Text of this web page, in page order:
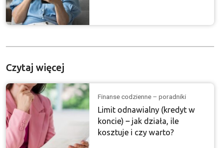
Czytaj więcej
Finanse codzienne – poradniki
Limit odnawialny (kredyt w
koncie) – jak działa, ile
kosztuje i czy warto?